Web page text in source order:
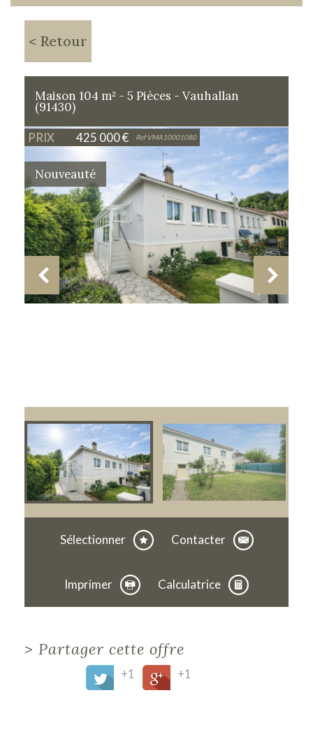
< Retour
Maison 104 m² - 5 Pièces - Vauhallan
(91430)
PRIX 425 000€ Ref VMA10001080
Nouveauté
Sélectionner Contacter
Imprimer Calculatrice
> Partager cette offre
+1 +1